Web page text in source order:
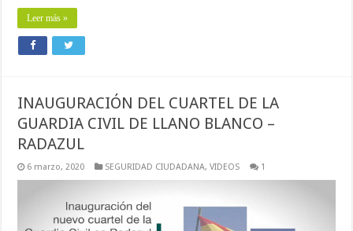
Leer más »
INAUGURACIÓN DEL CUARTEL DE LA
GUARDIA CIVIL DE LLANO BLANCO –
RADAZUL
6 marzo, 2020 SEGURIDAD CIUDADANA,VIDEOS 1